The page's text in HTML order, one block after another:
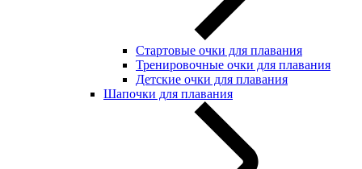
Стартовые очки для плавания
Тренировочные очки для плавания
Детские очки для плавания
Шапочки для плавания